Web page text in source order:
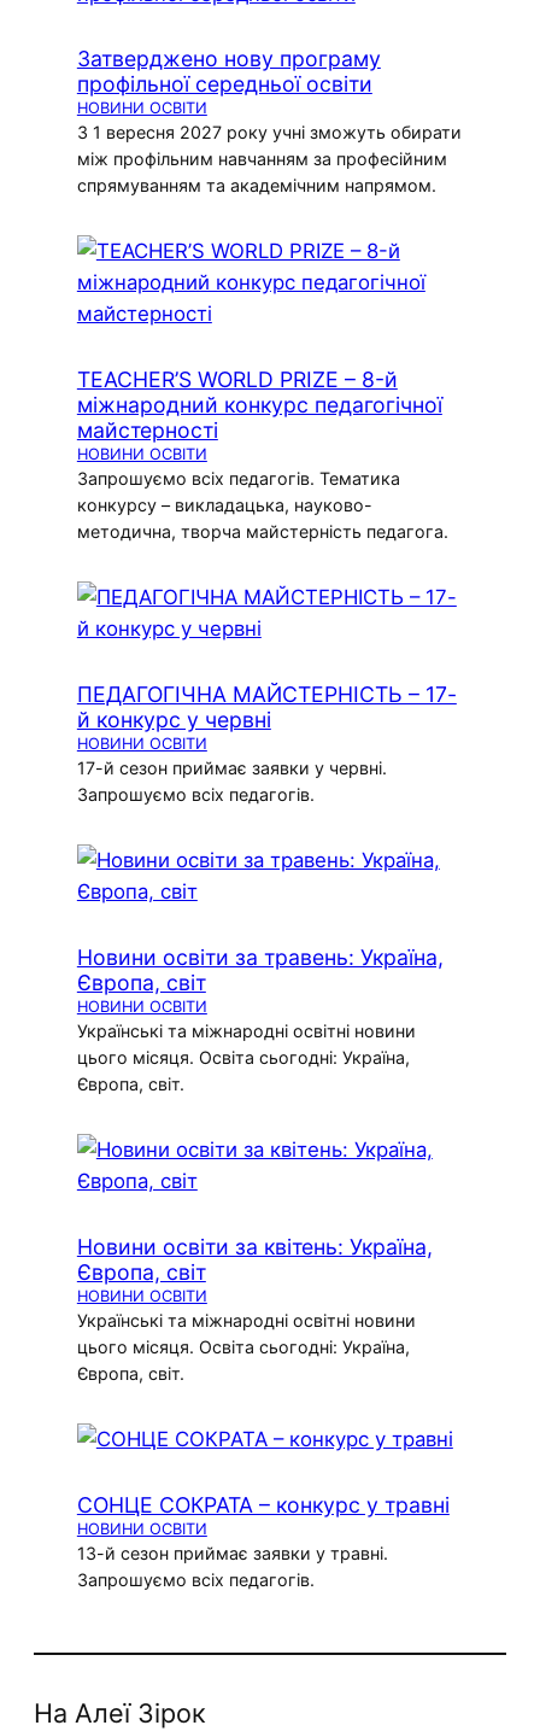
Затверджено нову програму
профільної середньої освіти
НОВИНИ ОСВІТИ
З 1 вересня 2027 року учні зможуть обирати
між профільним навчанням за професійним
спрямуванням та академічним напрямом.
TEACHER’S WORLD PRIZE – 8-й
міжнародний конкурс педагогічної
майстерності
НОВИНИ ОСВІТИ
Запрошуємо всіх педагогів. Тематика
конкурсу – викладацька, науково-
методична, творча майстерність педагога.
ПЕДАГОГІЧНА МАЙСТЕРНІСТЬ – 17-
й конкурс у червні
НОВИНИ ОСВІТИ
17-й сезон приймає заявки у червні.
Запрошуємо всіх педагогів.
Новини освіти за травень: Україна,
Європа, світ
НОВИНИ ОСВІТИ
Українські та міжнародні освітні новини
цього місяця. Освіта сьогодні: Україна,
Європа, світ.
Новини освіти за квітень: Україна,
Європа, світ
НОВИНИ ОСВІТИ
Українські та міжнародні освітні новини
цього місяця. Освіта сьогодні: Україна,
Європа, світ.
СОНЦЕ СОКРАТА – конкурс у травні
НОВИНИ ОСВІТИ
13-й сезон приймає заявки у травні.
Запрошуємо всіх педагогів.
На Алеї Зірок